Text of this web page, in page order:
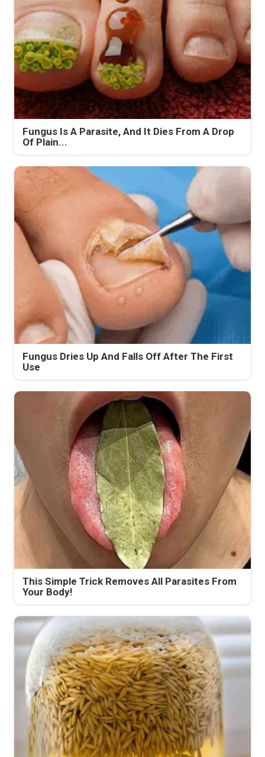
Fungus Is A Parasite, And It Dies From A Drop
Of Plain...
Fungus Dries Up And Falls Off After The First
Use
This Simple Trick Removes All Parasites From
Your Body!